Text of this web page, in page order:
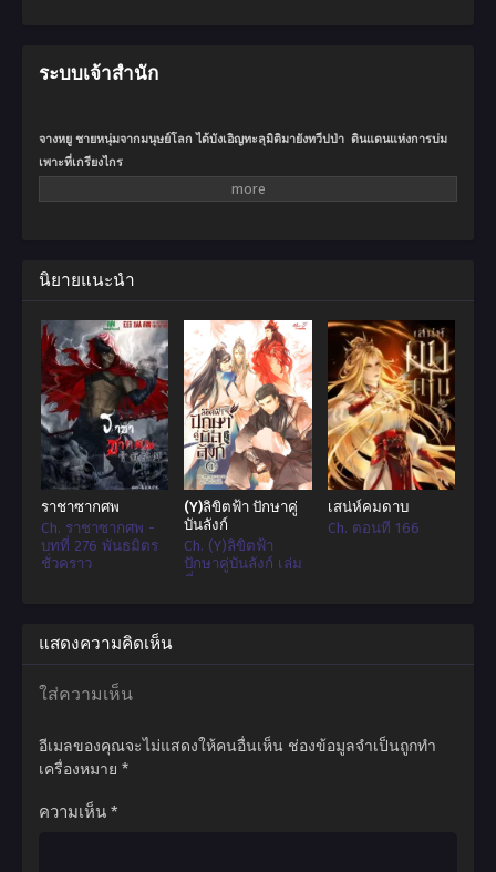
ระบบเจ้าสำนัก
จางหยู ชายหนุ่มจากมนุษย์โลก ได้บังเอิญทะลุมิติมายังทวีปป่า ดินแดนแห่งการบ่ม
เพาะที่เกรียงไกร
มิหนำซ้ำยังได้เป็นเจ้าสำนักที่ใกล้จะเจ๊งอยู่รอมร่อ
เมื่อเปิดใช้ความสามารถมองทะลุ จางหยูก็สามารถมองเห็นคุณสมบัติของคนอื่น
ได้ ไม่ว่าจะเป็นเพศ อายุ พรสวรรค์ หรือแม้แต่การบ่มเพาะ
ด้วยความสามารถนี้ จางหยูจึงมองเห็นข้อผิดพลาดในทักษะและเคล็ดวิชาต่างๆ
ทำให้เขาสามารถแก้ไขทักษะและเคล็ดวิชาเหล่านั้นให้สมบูรณ์แบบได้
ด้วยความสามารถมองทะลุ จางหยูจึงมองเห็นข้อบกพร่องของทักษะและเคล็ดวิชา
ที่ศัตรูฝึกฝน รวมไปถึงจุดอ่อนของศัตรู
ตั้งแต่นั้นเป็นต้นมา โชคชะตาของจางหยูก็มาถึงจุดเปลี่ยน…
นิยายแนะนำ
ราชาซากศพ
Ch. ราชาซากศพ -
บทที่ 276 พันธมิตร
ชั่วคราว
(Y)ลิขิตฟ้า ปักษาคู่
บันลังก์
Ch. (Y)ลิขิตฟ้า
ปักษาคู่บันลังก์ เล่ม
ที่1-5
เสน่ห์คมดาบ
Ch. ตอนที่ 166
แสดงความคิดเห็น
ใส่ความเห็น
อีเมลของคุณจะไม่แสดงให้คนอื่นเห็น ช่องข้อมูลจำเป็นถูกทำ
เครื่องหมาย *
ความเห็น *